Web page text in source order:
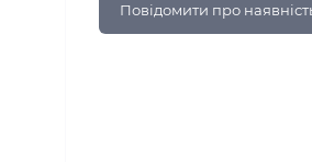
Повідомити про